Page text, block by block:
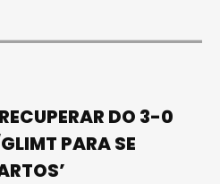
DO 3-0
PARA SE